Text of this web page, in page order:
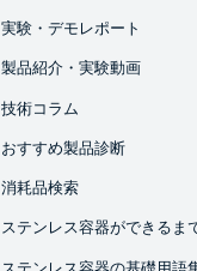
実験・デモレポート
製品紹介・実験動画
技術コラム
おすすめ製品診断
消耗品検索
ステンレス容器ができるま